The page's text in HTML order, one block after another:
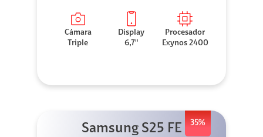
Cámara
Triple
Display
6,7"
Procesador
Exynos 2400
35%
Samsung S25 FE